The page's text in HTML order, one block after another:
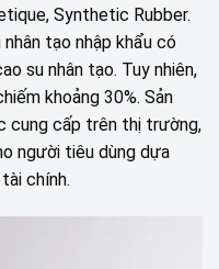
Synthetic Rubber.
tạo nhập khẩu có
su nhân tạo. Tuy nhiên,
khoảng 30%. Sản
cung cấp trên thị trường,
người tiêu dùng dựa
chính.